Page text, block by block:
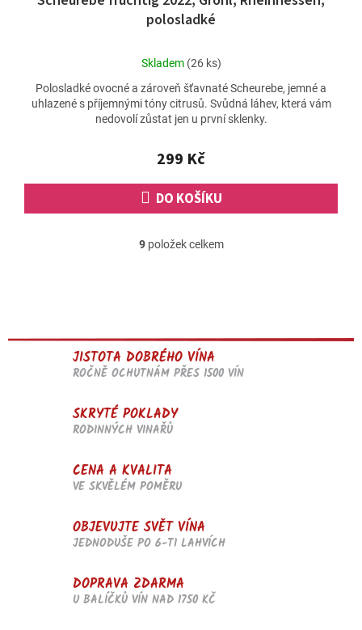
polosladké
Průměrné
produktu
je
5,0
5
hvězdiček.
Skladem (26 ks)
299 Kč
DO KOŠÍKU
Polosladké ovocné a zároveň šťavnaté Scheurebe, jemné a
uhlazené s příjemnými tóny citrusů. Svůdná láhev, která vám
nedovolí zůstat jen u první sklenky.
O
c
í
p
p
u
9položek celkem
JISTOTA DOBRÉHO VÍNA
ROČNĚ OCHUTNÁM PŘES 1500 VÍN
SKRYTÉ POKLADY
RODINNÝCH VINAŘŮ
CENA A KVALITA
VE SKVĚLÉM POMĚRU
OBJEVUJTE SVĚT VÍNA
JEDNODUŠE PO 6-TI LAHVÍCH
DOPRAVA ZDARMA
U BALÍČKŮ VÍN NAD 1750 KČ